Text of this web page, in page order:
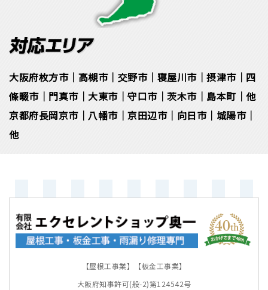
大阪府枚方市｜高槻市｜交野市｜寝屋川市｜摂津市｜四
條畷市｜門真市｜大東市｜守口市｜茨木市｜島本町｜他
京都府長岡京市｜八幡市｜京田辺市｜向日市｜城陽市｜
他
【屋根工事業】【板金工事業】
大阪府知事許可(般-2)第124542号